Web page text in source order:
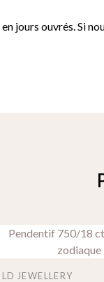
jours ouvrés. Si
JEWELLERY